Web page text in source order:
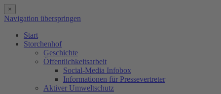
×
Navigation überspringen
Start
Storchenhof
Geschichte
Öffentlichkeitsarbeit
Social-Media Infobox
Informationen für Pressevertreter
Aktiver Umweltschutz